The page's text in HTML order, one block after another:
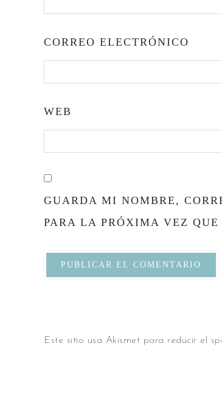
CORREO ELECTRÓNICO
WEB
GUARDA MI NOMBRE,
PARA LA PRÓXIMA VEZ QUE
Este sitio usa Akismet para reducir el